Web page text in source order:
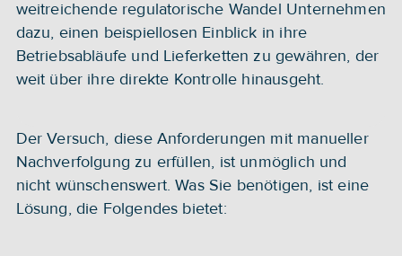
weitreichende regulatorische Wandel Unternehmen
dazu, einen beispiellosen Einblick in ihre
Betriebsabläufe und Lieferketten zu gewähren, der
weit über ihre direkte Kontrolle hinausgeht.
Der Versuch, diese Anforderungen mit manueller
Nachverfolgung zu erfüllen, ist unmöglich und
nicht wünschenswert. Was Sie benötigen, ist eine
Lösung, die Folgendes bietet: